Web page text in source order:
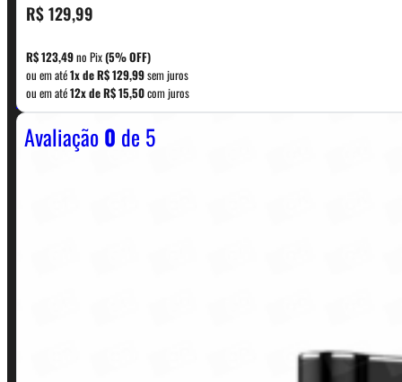
R$129,99
R$123,49no Pix(5% OFF)
ou em até1x deR$129,99sem juros
ou em até12x deR$15,50com juros
Avaliação0 de 5
CONTATO
WhatsApp: (11) 5229-0120